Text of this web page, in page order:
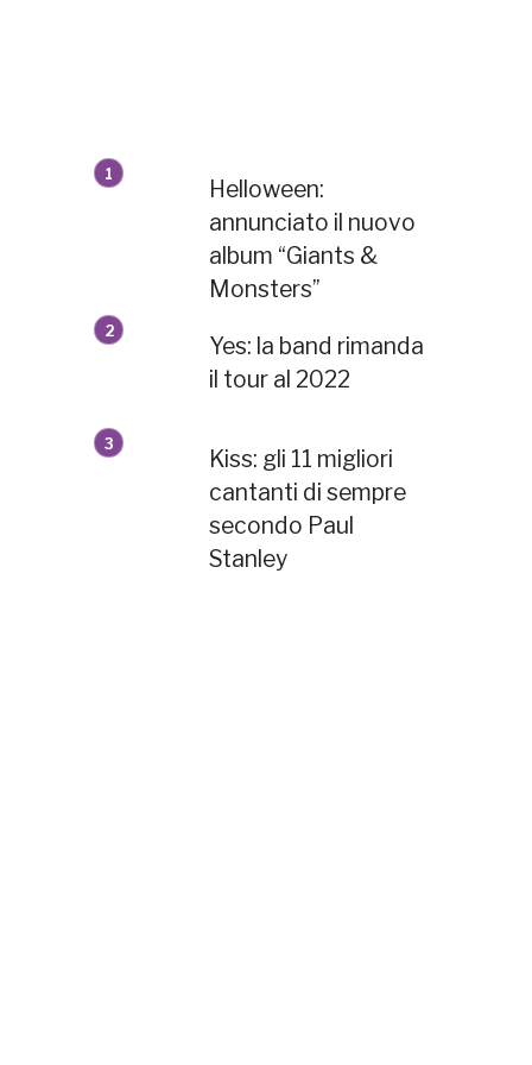
Helloween:
annunciato il nuovo
album “Giants &
Monsters”
Yes: la band rimanda
il tour al 2022
Kiss: gli 11 migliori
cantanti di sempre
secondo Paul
Stanley